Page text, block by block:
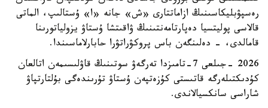
رەسپۋبليكاسىنىڭ ازاماتتارى «ش» جانە «ا» ۇستالىپ، الماتى
قالاسى پوليتسيا دەپارتامەنتىنىڭ ۋاقىتشا ۇستاۋ يزولياتورىنا
قامالدى، - دەلىنگەن باس پروكۋراتۋرا حابارلاماسىندا.
2026 -جىلعى 7-تامىزدا تەرگەۋ سوتىنىڭ قاۋلىسىمەن اتالعان
كۇدىكتىلەرگە قاتىستى كۇزەتپەن ۇستاۋ تۇرىندەگى بۇلتارتپاۋ
شاراسى سانكسيالاندى.